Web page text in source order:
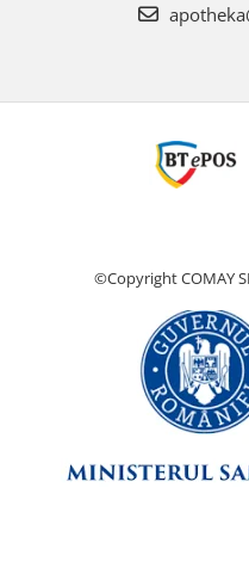
©Copyright COMAY